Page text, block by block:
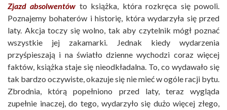
Zjazd absolwentów to książka, która rozkręca się powoli.
Poznajemy bohaterów i historię, która wydarzyła się przed
laty. Akcja toczy się wolno, tak aby czytelnik mógł poznać
wszystkie jej zakamarki. Jednak kiedy wydarzenia
przyśpieszają i na światło dzienne wychodzi coraz więcej
faktów, książka staje się nieodkładalna. To, co wydawało się
tak bardzo oczywiste, okazuje się nie mieć w ogóle racji bytu.
Zbrodnia, którą popełniono przed laty, teraz wygląda
zupełnie inaczej, do tego, wydarzyło się dużo więcej złego,